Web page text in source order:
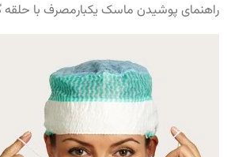
راهنمای پوشیدن ماسک یکبارمصرف با حلقه گوش در 5